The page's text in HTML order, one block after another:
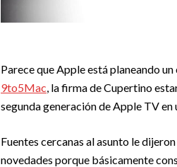
Parece que Apple está planeando
9to5Mac, la firma de Cupertino
segunda generación de Apple TV
Fuentes cercanas al asunto le
novedades porque básicamente